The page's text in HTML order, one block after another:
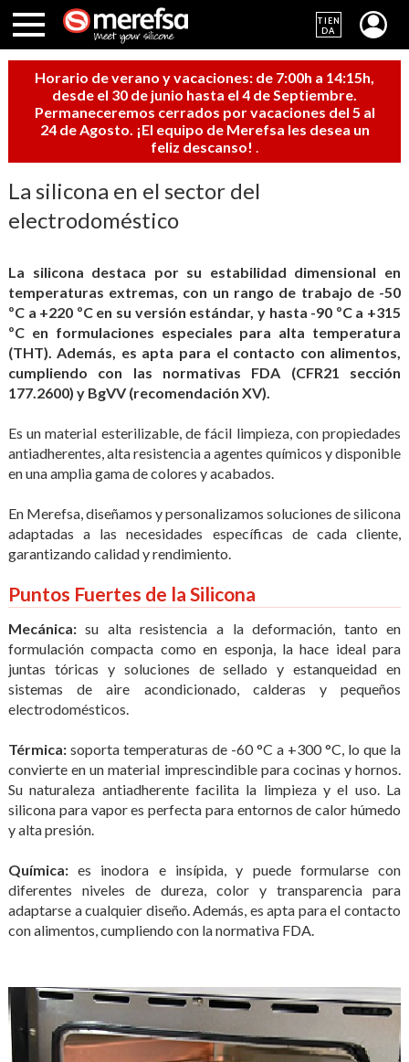
TIEN
DA
Horario de verano y vacaciones: de 7:00h a 14:15h,
desde el 30 de junio hasta el 4 de Septiembre.
Permaneceremos cerrados por vacaciones del 5 al
24 de Agosto. ¡El equipo de Merefsa les desea un
feliz descanso!
La silicona en el sector del
electrodoméstico
La silicona destaca por su estabilidad dimensional en
temperaturas extremas, con un rango de trabajo de -50
ºC a +220 ºC en su versión estándar, y hasta -90 ºC a +315
ºC en formulaciones especiales para alta temperatura
(THT). Además, es apta para el contacto con alimentos,
cumpliendo con las normativas FDA (CFR21 sección
177.2600) y BgVV (recomendación XV).
Es un material esterilizable, de fácil limpieza, con propiedades
antiadherentes, alta resistencia a agentes químicos y disponible
en una amplia gama de colores y acabados.
En Merefsa, diseñamos y personalizamos soluciones de silicona
adaptadas a las necesidades específicas de cada cliente,
garantizando calidad y rendimiento.
Puntos Fuertes de la Silicona
Mecánica:su alta resistencia a la deformación, tanto en
formulación compacta como en esponja, la hace ideal para
juntas tóricas y soluciones de sellado y estanqueidad en
sistemas de aire acondicionado, calderas y pequeños
electrodomésticos.
Térmica:soporta temperaturas de -60 °C a +300 °C, lo que la
convierte en un material imprescindible para cocinas y hornos.
Su naturaleza antiadherente facilita la limpieza y el uso. La
silicona para vapor es perfecta para entornos de calor húmedo
y alta presión.
Química:es inodora e insípida, y puede formularse con
diferentes niveles de dureza, color y transparencia para
adaptarse a cualquier diseño. Además, es apta para el contacto
con alimentos, cumpliendo con la normativa FDA.